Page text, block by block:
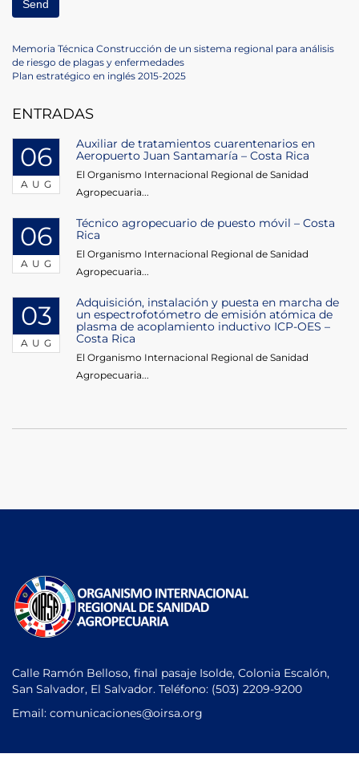
Post
navigation
Previous
Post
Memoria Técnica Construcción de un sistema regional para análisis
de riesgo de plagas y enfermedades
Next
Plan estratégico en inglés 2015-2025
ENTRADAS
06
AUG
Auxiliar de tratamientos cuarentenarios en
Aeropuerto Juan Santamaría – Costa Rica
El Organismo Internacional Regional de Sanidad
Agropecuaria...
06
AUG
Técnico agropecuario de puesto móvil – Costa
Rica
El Organismo Internacional Regional de Sanidad
Agropecuaria...
03
AUG
Adquisición, instalación y puesta en marcha de
un espectrofotómetro de emisión atómica de
plasma de acoplamiento inductivo ICP-OES –
Costa Rica
El Organismo Internacional Regional de Sanidad
Agropecuaria...
Calle Ramón Belloso, final pasaje Isolde, Colonia Escalón,
San Salvador, El Salvador. Teléfono: (503) 2209-9200
Email: comunicaciones@oirsa.org